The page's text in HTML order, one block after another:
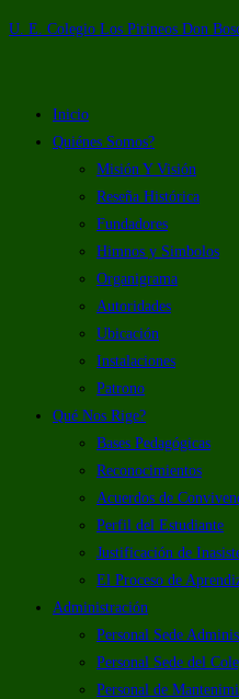
U. E. Colegio Los Pirineos Don
Inicio
Quiénes Somos?
Misión Y Visión
Reseña Histórica
Fundadores
Himnos y Simbolos
Organigrama
Autoridades
Ubicación
Instalaciones
Patrono
Qué Nos Rige?
Bases Pedagógicas
Reconocimientos
Acuerdos de
Perfil del Estudiante
Justificación de
El Proceso de
Administración
Personal Sede
Personal Sede del
Personal de